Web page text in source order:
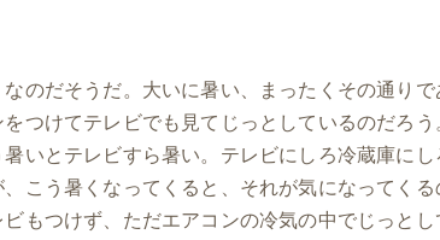
のだそうだ。大いに暑い、まったくその通り
つけてテレビでも見てじっとしているのだろう。
いとテレビすら暑い。テレビにしろ冷蔵庫に
こう暑くなってくると、それが気になってくる
もつけず、ただエアコンの冷気の中でじっとし